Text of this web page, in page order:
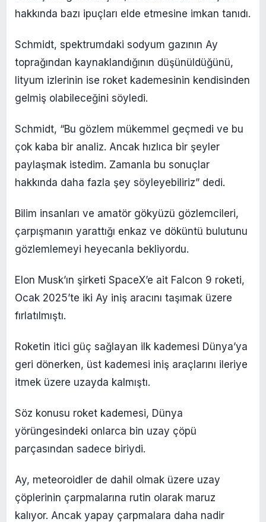
hakkında bazı ipuçları elde etmesine imkan tanıdı.
Schmidt, spektrumdaki sodyum gazının Ay
toprağından kaynaklandığının düşünüldüğünü,
lityum izlerinin ise roket kademesinin kendisinden
gelmiş olabileceğini söyledi.
Schmidt, “Bu gözlem mükemmel geçmedi ve bu
çok kaba bir analiz. Ancak hızlıca bir şeyler
paylaşmak istedim. Zamanla bu sonuçlar
hakkında daha fazla şey söyleyebiliriz” dedi.
Bilim insanları ve amatör gökyüzü gözlemcileri,
çarpışmanın yarattığı enkaz ve döküntü bulutunu
gözlemlemeyi heyecanla bekliyordu.
Elon Musk’ın şirketi SpaceX’e ait Falcon 9 roketi,
Ocak 2025’te iki Ay iniş aracını taşımak üzere
fırlatılmıştı.
Roketin itici güç sağlayan ilk kademesi Dünya’ya
geri dönerken, üst kademesi iniş araçlarını ileriye
itmek üzere uzayda kalmıştı.
Söz konusu roket kademesi, Dünya
yörüngesindeki onlarca bin uzay çöpü
parçasından sadece biriydi.
Ay, meteoroidler de dahil olmak üzere uzay
çöplerinin çarpmalarına rutin olarak maruz
kalıyor. Ancak yapay çarpmalara daha nadir